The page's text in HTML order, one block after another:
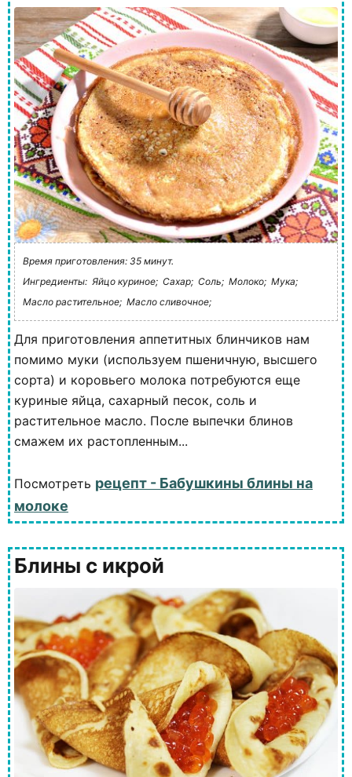
Время приготовления: 35 минут.
Ингредиенты: Яйцо куриное; Сахар; Соль; Молоко; Мука;
Масло растительное; Масло сливочное;
Для приготовления аппетитных блинчиков нам
помимо муки (используем пшеничную, высшего
сорта) и коровьего молока потребуются еще
куриные яйца, сахарный песок, соль и
растительное масло. После выпечки блинов
смажем их растопленным...
Посмотреть рецепт - Бабушкины блины на
молоке
Блины с икрой